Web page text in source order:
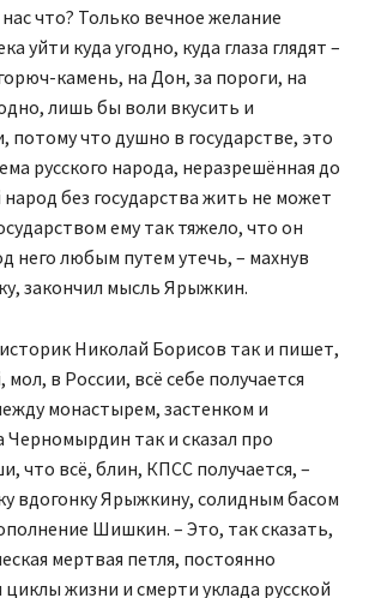
что? Только вечное желание
уйти куда угодно, куда глаза глядят –
камень, на Дон, за пороги, на
лишь бы воли вкусить и
потому что душно в государстве, это
русского народа, неразрешённая до
народ без государства жить не может
ему так тяжело, что он
него любым путем утечь, – махнув
закончил мысль Ярыжкин.
Николай Борисов так и пишет,
мол, в России, всё себе получается
монастырем, застенком и
Черномырдин так и сказал про
что всё, блин, КПСС получается, –
вдогонку Ярыжкину, солидным басом
Шишкин. – Это, так сказать,
мертвая петля, постоянно
жизни и смерти уклада русской